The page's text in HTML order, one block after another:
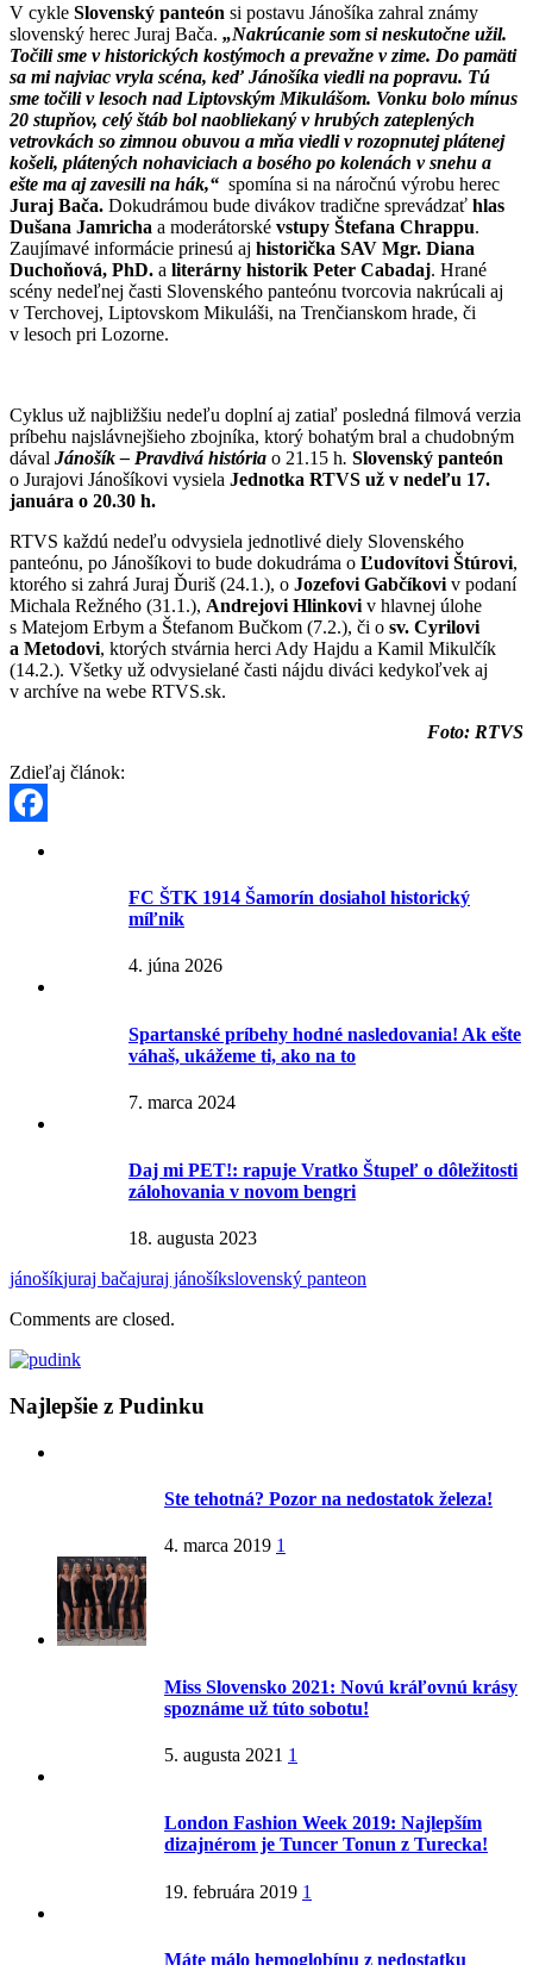
V cykle Slovenský panteón si postavu Jánošíka zahral známy
slovenský herec Juraj Bača. „Nakrúcanie som si neskutočne užil.
Točili sme v historických kostýmoch a prevažne v zime. Do pamäti
sa mi najviac vryla scéna, keď Jánošíka viedli na popravu. Tú
sme točili v lesoch nad Liptovským Mikulášom. Vonku bolo mínus
20 stupňov, celý štáb bol naobliekaný v hrubých zateplených
vetrovkách so zimnou obuvou a mňa viedli v rozopnutej plátenej
košeli, plátených nohaviciach a bosého po kolenách v snehu a
ešte ma aj zavesili na hák,“ spomína si na náročnú výrobu herec
Juraj Bača. Dokudrámou bude divákov tradične sprevádzať hlas
Dušana Jamricha a moderátorské vstupy Štefana Chrappu.
Zaujímavé informácie prinesú aj historička SAV Mgr. Diana
Duchoňová, PhD. a literárny historik Peter Cabadaj. Hrané
scény nedeľnej časti Slovenského panteónu tvorcovia nakrúcali aj
v Terchovej, Liptovskom Mikuláši, na Trenčianskom hrade, či
v lesoch pri Lozorne.
Cyklus už najbližšiu nedeľu doplní aj zatiaľ posledná filmová verzia
príbehu najslávnejšieho zbojníka, ktorý bohatým bral a chudobným
dával Jánošík – Pravdivá história o 21.15 h. Slovenský panteón
o Jurajovi Jánošíkovi vysiela Jednotka RTVS už v nedeľu 17.
januára o 20.30 h.
RTVS každú nedeľu odvysiela jednotlivé diely Slovenského
panteónu, po Jánošíkovi to bude dokudráma o Ľudovítovi Štúrovi,
ktorého si zahrá Juraj Ďuriš (24.1.), o Jozefovi Gabčíkovi v podaní
Michala Režného (31.1.), Andrejovi Hlinkovi v hlavnej úlohe
s Matejom Erbym a Štefanom Bučkom (7.2.), či o sv. Cyrilovi
a Metodovi, ktorých stvárnia herci Ady Hajdu a Kamil Mikulčík
(14.2.). Všetky už odvysielané časti nájdu diváci kedykoľvek aj
v archíve na webe RTVS.sk.
Foto: RTVS
Zdieľaj článok:
FC ŠTK 1914 Šamorín dosiahol historický
míľnik
4. júna 2026
Spartanské príbehy hodné nasledovania! Ak ešte
váhaš, ukážeme ti, ako na to
7. marca 2024
Daj mi PET!: rapuje Vratko Štupeľ o dôležitosti
zálohovania v novom bengri
18. augusta 2023
jánošíkjuraj bačajuraj jánošíkslovenský panteon
Comments are closed.
Najlepšie z Pudinku
Ste tehotná? Pozor na nedostatok železa!
4. marca 2019 1
Miss Slovensko 2021: Novú kráľovnú krásy
spoznáme už túto sobotu!
5. augusta 2021 1
London Fashion Week 2019: Najlepším
dizajnérom je Tuncer Tonun z Turecka!
19. februára 2019 1
Máte málo hemoglobínu z nedostatku